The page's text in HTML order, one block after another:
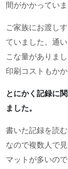
間がかかっていま
ご家族にお渡し
ていました。通
こな量がありま
印刷コストもかか
とにかく記録に
ました。
書いた記録を読
なので複数人で
マットが多いの